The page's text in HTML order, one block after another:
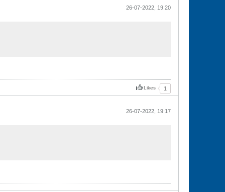
26-07-2022, 19:20
Likes 1
26-07-2022, 19:17